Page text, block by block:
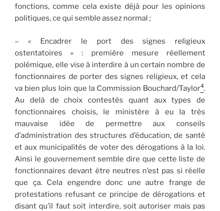
fonctions, comme cela existe déjà pour les opinions
politiques, ce qui semble assez normal ;
– « Encadrer le port des signes religieux
ostentatoires » : première mesure réellement
polémique, elle vise à interdire à un certain nombre de
fonctionnaires de porter des signes religieux, et cela
va bien plus loin que la Commission Bouchard/Taylor4.
Au delà de choix contestés quant aux types de
fonctionnaires choisis, le ministère à eu la très
mauvaise idée de permettre aux conseils
d’administration des structures d’éducation, de santé
et aux municipalités de voter des dérogations à la loi.
Ainsi le gouvernement semble dire que cette liste de
fonctionnaires devant être neutres n’est pas si réelle
que ça. Cela engendre donc une autre frange de
protestations refusant ce principe de dérogations et
disant qu’il faut soit interdire, soit autoriser mais pas